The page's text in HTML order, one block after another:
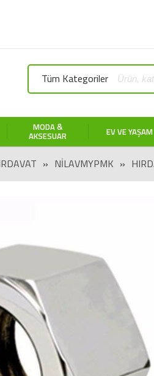
Tüm Kategoriler
MODA &
AKSESUAR EV VE YAŞAM
» NILAVMYPMK »